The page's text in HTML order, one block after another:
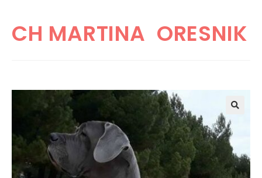
CH MARTINA ORESNIK
🔍